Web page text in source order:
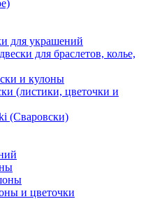
для украшений
для браслетов, колье,
и кулоны
(листики, цветочки и
(Сваровски)
и цветочки